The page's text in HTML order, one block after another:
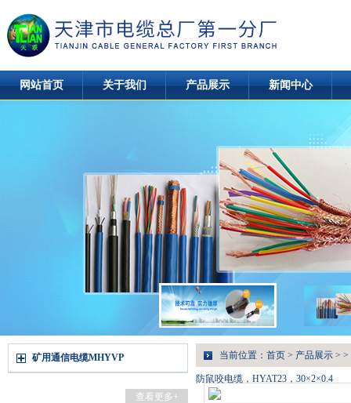
网站首页 关于我们 产品展示 新闻中心
矿用通信电缆MHYVP
查看更多+
当前位置： 首页 > 产品展示 > >
防鼠咬电缆，HYAT23，30×2×0.4